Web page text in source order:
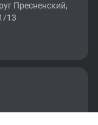
Пресненский,
13